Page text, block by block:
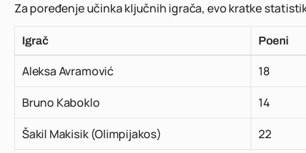
Za poređenje učinka ključnih igrača, evo kratke
Igrač Poeni
Aleksa Avramović 18
Bruno Kaboklo 14
Šakil Makisik (Olimpijakos) 22